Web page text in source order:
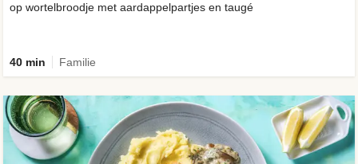
op wortelbroodje met aardappelpartjes en taugé
40 min Familie